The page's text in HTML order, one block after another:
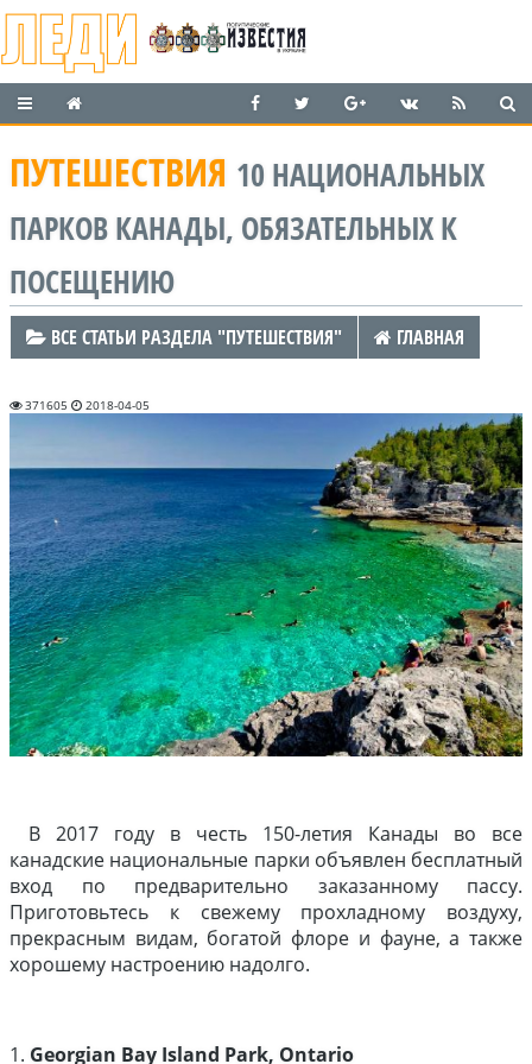
ПУТЕШЕСТВИЯ 10 НАЦИОНАЛЬНЫХ
ПАРКОВ КАНАДЫ, ОБЯЗАТЕЛЬНЫХ К
ПОСЕЩЕНИЮ
ВСЕ СТАТЬИ РАЗДЕЛА "ПУТЕШЕСТВИЯ" ГЛАВНАЯ
371605 2018-04-05
В 2017 году в честь 150-летия Канады во все
канадские национальные парки объявлен бесплатный
вход по предварительно заказанному пассу.
Приготовьтесь к свежему прохладному воздуху,
прекрасным видам, богатой флоре и фауне, а также
хорошему настроению надолго.
1. Georgian Bay Island Park, Ontario